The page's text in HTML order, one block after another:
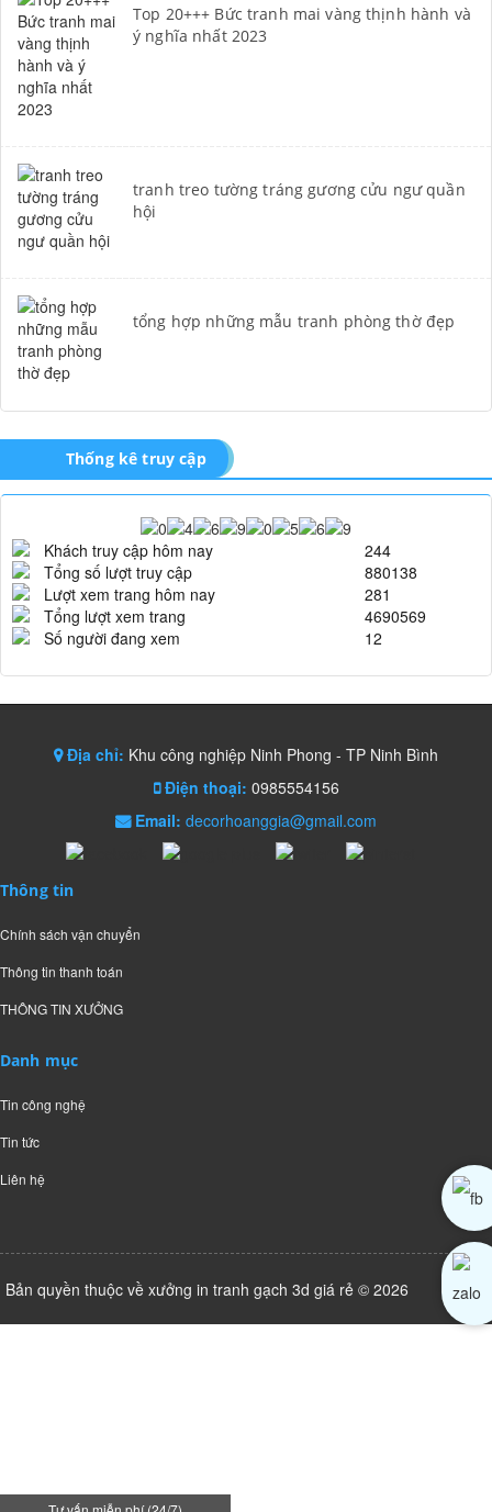
Top 20+++ Bức tranh mai vàng thịnh hành và
ý nghĩa nhất 2023
tranh treo tường tráng gương cửu ngư quần
hội
tổng hợp những mẫu tranh phòng thờ đẹp
Thống kê truy cập
Khách truy cập hôm nay
244
Tổng số lượt truy cập
880138
Lượt xem trang hôm nay
281
Tổng lượt xem trang
4690569
Số người đang xem
12
Địa chỉ: Khu công nghiệp Ninh Phong - TP Ninh Bình
Điện thoại: 0985554156
Email: decorhoanggia@gmail.com
Thông tin
Chính sách vận chuyển
Thông tin thanh toán
THÔNG TIN XƯỞNG
Danh mục
Tin công nghệ
Tin tức
Liên hệ
Bản quyền thuộc về xưởng in tranh gạch 3d giá rẻ © 2026